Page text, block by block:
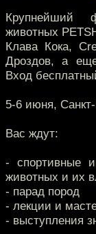
Крупнейший
животных
Клава Кока,
Дроздов, а
Вход
5-6 июня,
Вас ждут:
- спортивные
животных и их
- парад пород
- лекции и
- выступления